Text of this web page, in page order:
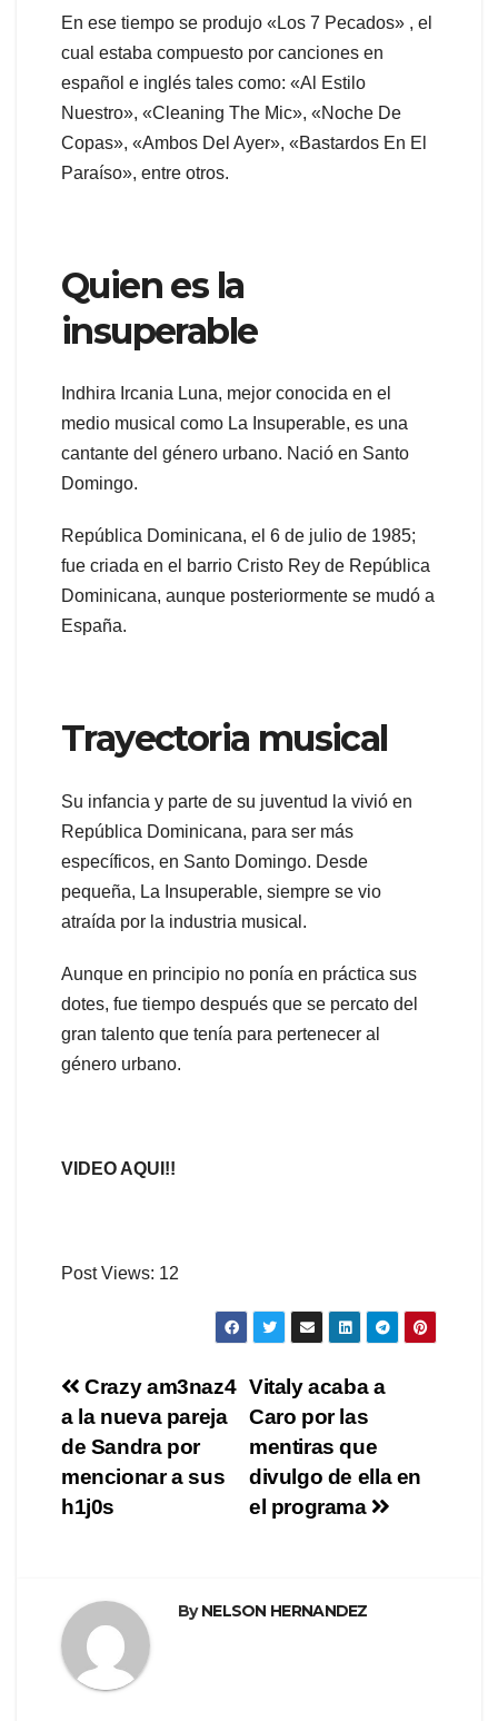
En ese tiempo se produjo «Los 7 Pecados» , el
cual estaba compuesto por canciones en
español e inglés tales como: «Al Estilo
Nuestro», «Cleaning The Mic», «Noche De
Copas», «Ambos Del Ayer», «Bastardos En El
Paraíso», entre otros.
Quien es la
insuperable
Indhira Ircania Luna, mejor conocida en el
medio musical como La Insuperable, es una
cantante del género urbano. Nació en Santo
Domingo.
República Dominicana, el 6 de julio de 1985;
fue criada en el barrio Cristo Rey de República
Dominicana, aunque posteriormente se mudó a
España.
Trayectoria musical
Su infancia y parte de su juventud la vivió en
República Dominicana, para ser más
específicos, en Santo Domingo. Desde
pequeña, La Insuperable, siempre se vio
atraída por la industria musical.
Aunque en principio no ponía en práctica sus
dotes, fue tiempo después que se percato del
gran talento que tenía para pertenecer al
género urbano.
VIDEO AQUI!!
Post Views: 12
Navegación
de
entradas
Vitaly acaba a
Caro por las
mentiras que
divulgo de ella en
el programa
Crazy am3naz4
a la nueva pareja
de Sandra por
mencionar a sus
h1j0s
ByNELSON HERNANDEZ